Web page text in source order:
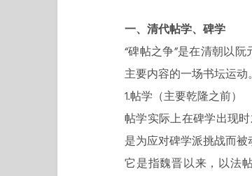
一、清代帖学、碑学
“碑帖之争”是在清朝以
主要内容的一场书坛运动。
1.帖学（主要乾隆之前）
帖学实际上在碑学出现
是为应对碑学派挑战而被
它是指魏晋以来，以法